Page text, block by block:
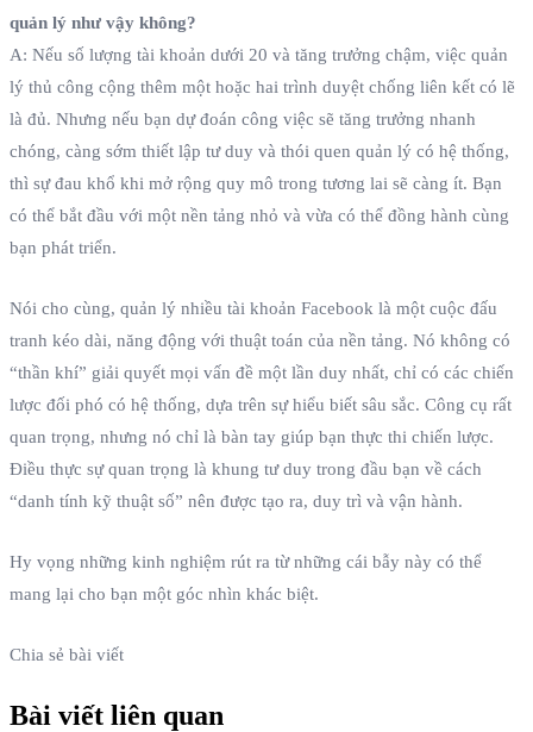
quản lý như vậy không?
A: Nếu số lượng tài khoản dưới 20 và tăng trưởng chậm, việc quản
lý thủ công cộng thêm một hoặc hai trình duyệt chống liên kết có lẽ
là đủ. Nhưng nếu bạn dự đoán công việc sẽ tăng trưởng nhanh
chóng, càng sớm thiết lập tư duy và thói quen quản lý có hệ thống,
thì sự đau khổ khi mở rộng quy mô trong tương lai sẽ càng ít. Bạn
có thể bắt đầu với một nền tảng nhỏ và vừa có thể đồng hành cùng
bạn phát triển.
Nói cho cùng, quản lý nhiều tài khoản Facebook là một cuộc đấu
tranh kéo dài, năng động với thuật toán của nền tảng. Nó không có
“thần khí” giải quyết mọi vấn đề một lần duy nhất, chỉ có các chiến
lược đối phó có hệ thống, dựa trên sự hiểu biết sâu sắc. Công cụ rất
quan trọng, nhưng nó chỉ là bàn tay giúp bạn thực thi chiến lược.
Điều thực sự quan trọng là khung tư duy trong đầu bạn về cách
“danh tính kỹ thuật số” nên được tạo ra, duy trì và vận hành.
Hy vọng những kinh nghiệm rút ra từ những cái bẫy này có thể
mang lại cho bạn một góc nhìn khác biệt.
Chia sẻ bài viết
Bài viết liên quan